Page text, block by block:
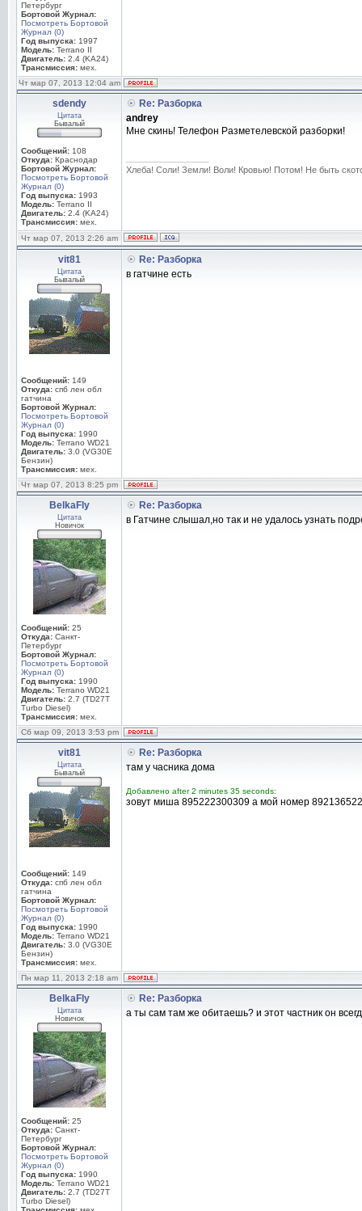
Петербург
Бортовой Журнал:
Посмотреть Бортовой
Журнал (0)
Год выпуска: 1997
Модель: Terrano II
Двигатель: 2.4 (KA24)
Трансмиссия: мех.
Чт мар 07, 2013 12:04 am
sdendy
Цитата
Бывалый
Сообщений: 108
Откуда: Краснодар
Бортовой Журнал:
Посмотреть Бортовой
Журнал (0)
Год выпуска: 1993
Модель: Terrano II
Двигатель: 2.4 (KA24)
Трансмиссия: мех.
Re: Разборка
andrey
Мне скинь! Телефон Разметелевской разборки!
Хлеба! Соли! Земли! Воли! Кровью! Потом! Не быть
Чт мар 07, 2013 2:26 am
vit81
Цитата
Бывалый
Сообщений: 149
Откуда: спб лен обл
гатчина
Бортовой Журнал:
Посмотреть Бортовой
Журнал (0)
Год выпуска: 1990
Модель: Terrano WD21
Двигатель: 3.0 (VG30E
Бензин)
Трансмиссия: мех.
Re: Разборка
в гатчине есть
Чт мар 07, 2013 8:25 pm
BelkaFly
Цитата
Новичок
Сообщений: 25
Откуда: Санкт-
Петербург
Бортовой Журнал:
Посмотреть Бортовой
Журнал (0)
Год выпуска: 1990
Модель: Terrano WD21
Двигатель: 2.7 (TD27T
Turbo Diesel)
Трансмиссия: мех.
Re: Разборка
в Гатчине слышал,но так и не удалось узнать
Сб мар 09, 2013 3:53 pm
vit81
Цитата
Бывалый
Сообщений: 149
Откуда: спб лен обл
гатчина
Бортовой Журнал:
Посмотреть Бортовой
Журнал (0)
Год выпуска: 1990
Модель: Terrano WD21
Двигатель: 3.0 (VG30E
Бензин)
Трансмиссия: мех.
Re: Разборка
там у часника дома
Добавлено after 2 minutes 35 seconds:
зовут миша 895222300309 а мой номер
Пн мар 11, 2013 2:18 am
BelkaFly
Цитата
Новичок
Сообщений: 25
Откуда: Санкт-
Петербург
Бортовой Журнал:
Посмотреть Бортовой
Журнал (0)
Год выпуска: 1990
Модель: Terrano WD21
Двигатель: 2.7 (TD27T
Turbo Diesel)
Re: Разборка
а ты сам там же обитаешь? и этот частник он